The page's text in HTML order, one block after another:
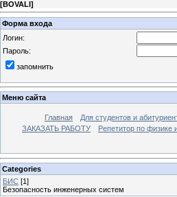
[BOVALI]
Форма входа
Логин:
Пароль:
запомнить
Меню сайта
Главная Для студентов и
ЗАКАЗАТЬ РАБОТУ
Репетитор по физике
Categories
БИС [1]
Безопасность инженерных систем